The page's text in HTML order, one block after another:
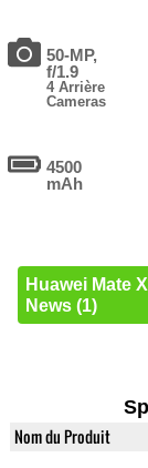
50-MP,
f/1.9
4 Arrière
Cameras
4500
mAh
Huawei Mate
News (1)
Nom du Produit